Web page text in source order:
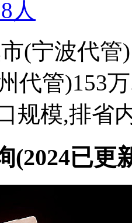
(宁波代
代管)153
规模,排省
(2024已